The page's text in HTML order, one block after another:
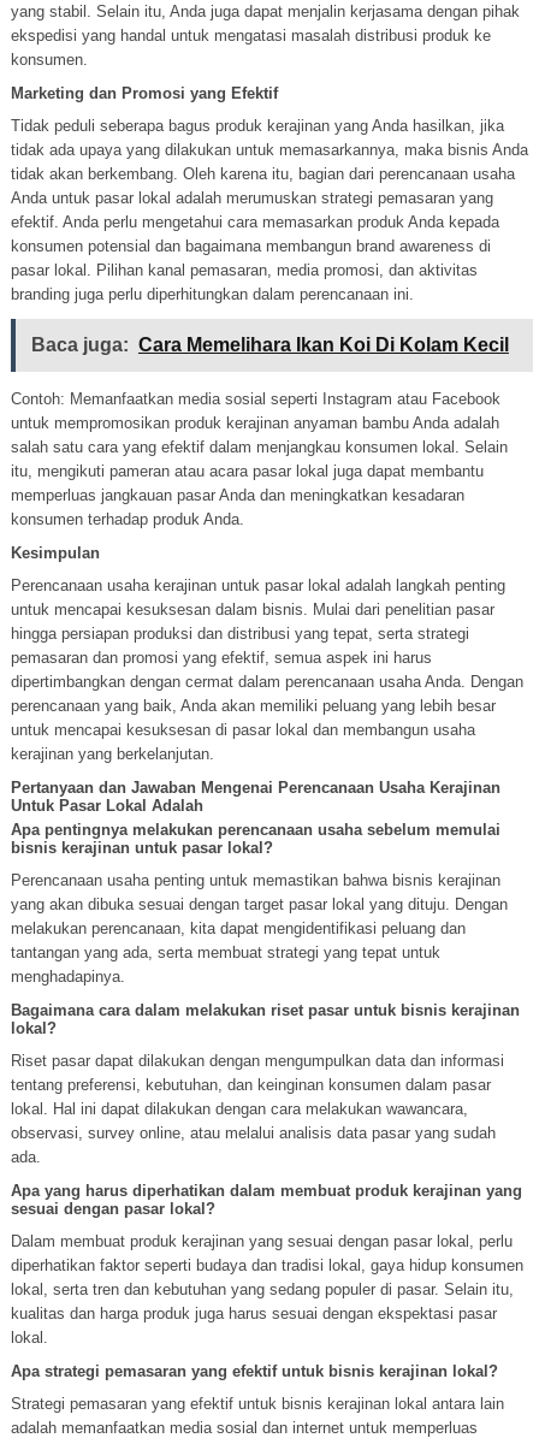
yang stabil. Selain itu, Anda juga dapat menjalin kerjasama dengan pihak
ekspedisi yang handal untuk mengatasi masalah distribusi produk ke
konsumen.
Marketing dan Promosi yang Efektif
Tidak peduli seberapa bagus produk kerajinan yang Anda hasilkan, jika
tidak ada upaya yang dilakukan untuk memasarkannya, maka bisnis Anda
tidak akan berkembang. Oleh karena itu, bagian dari perencanaan usaha
Anda untuk pasar lokal adalah merumuskan strategi pemasaran yang
efektif. Anda perlu mengetahui cara memasarkan produk Anda kepada
konsumen potensial dan bagaimana membangun brand awareness di
pasar lokal. Pilihan kanal pemasaran, media promosi, dan aktivitas
branding juga perlu diperhitungkan dalam perencanaan ini.
Baca juga: Cara Memelihara Ikan Koi Di Kolam Kecil
Contoh: Memanfaatkan media sosial seperti Instagram atau Facebook
untuk mempromosikan produk kerajinan anyaman bambu Anda adalah
salah satu cara yang efektif dalam menjangkau konsumen lokal. Selain
itu, mengikuti pameran atau acara pasar lokal juga dapat membantu
memperluas jangkauan pasar Anda dan meningkatkan kesadaran
konsumen terhadap produk Anda.
Kesimpulan
Perencanaan usaha kerajinan untuk pasar lokal adalah langkah penting
untuk mencapai kesuksesan dalam bisnis. Mulai dari penelitian pasar
hingga persiapan produksi dan distribusi yang tepat, serta strategi
pemasaran dan promosi yang efektif, semua aspek ini harus
dipertimbangkan dengan cermat dalam perencanaan usaha Anda. Dengan
perencanaan yang baik, Anda akan memiliki peluang yang lebih besar
untuk mencapai kesuksesan di pasar lokal dan membangun usaha
kerajinan yang berkelanjutan.
Pertanyaan dan Jawaban Mengenai Perencanaan Usaha Kerajinan
Untuk Pasar Lokal Adalah
Apa pentingnya melakukan perencanaan usaha sebelum memulai
bisnis kerajinan untuk pasar lokal?
Perencanaan usaha penting untuk memastikan bahwa bisnis kerajinan
yang akan dibuka sesuai dengan target pasar lokal yang dituju. Dengan
melakukan perencanaan, kita dapat mengidentifikasi peluang dan
tantangan yang ada, serta membuat strategi yang tepat untuk
menghadapinya.
Bagaimana cara dalam melakukan riset pasar untuk bisnis kerajinan
lokal?
Riset pasar dapat dilakukan dengan mengumpulkan data dan informasi
tentang preferensi, kebutuhan, dan keinginan konsumen dalam pasar
lokal. Hal ini dapat dilakukan dengan cara melakukan wawancara,
observasi, survey online, atau melalui analisis data pasar yang sudah
ada.
Apa yang harus diperhatikan dalam membuat produk kerajinan yang
sesuai dengan pasar lokal?
Dalam membuat produk kerajinan yang sesuai dengan pasar lokal, perlu
diperhatikan faktor seperti budaya dan tradisi lokal, gaya hidup konsumen
lokal, serta tren dan kebutuhan yang sedang populer di pasar. Selain itu,
kualitas dan harga produk juga harus sesuai dengan ekspektasi pasar
lokal.
Apa strategi pemasaran yang efektif untuk bisnis kerajinan lokal?
Strategi pemasaran yang efektif untuk bisnis kerajinan lokal antara lain
adalah memanfaatkan media sosial dan internet untuk memperluas